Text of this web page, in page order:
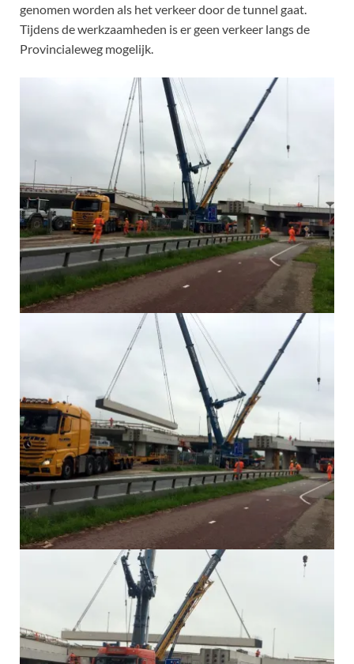
genomen worden als het verkeer door de tunnel gaat.
Tijdens de werkzaamheden is er geen verkeer langs de
Provincialeweg mogelijk.